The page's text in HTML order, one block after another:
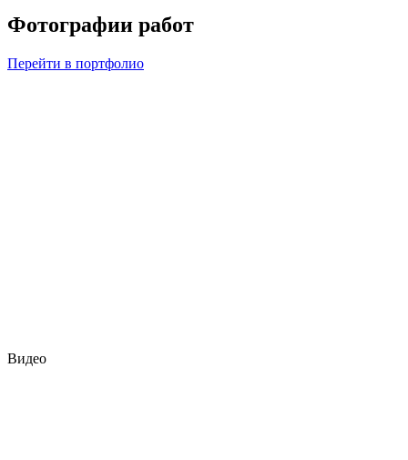
Фотографии работ
Перейти в портфолио
Видео